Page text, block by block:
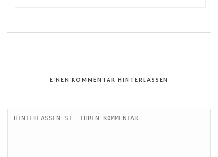
EINEN KOMMENTAR HINTERLASSEN